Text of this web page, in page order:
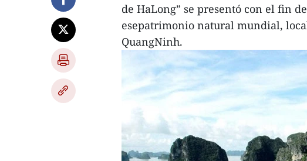
de HaLong” se presentó con el fin
esepatrimonio natural mundial,
QuangNinh.